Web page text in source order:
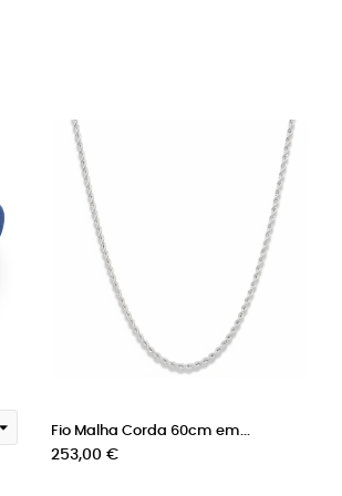
Fio Malha Corda 60cm em...
Preço
253,00 €